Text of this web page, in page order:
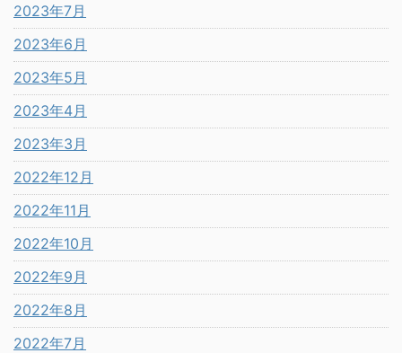
2023年7月
2023年6月
2023年5月
2023年4月
2023年3月
2022年12月
2022年11月
2022年10月
2022年9月
2022年8月
2022年7月